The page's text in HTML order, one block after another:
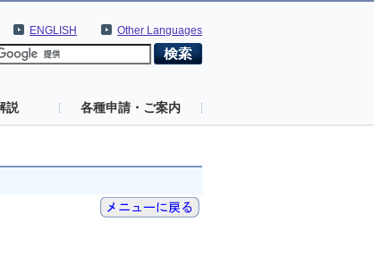
Other Languages
ENGLISH
説 各種申請・ご案内